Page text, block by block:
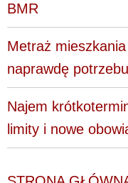
BMR
Metraż
naprawdę
Najem
limity i nowe